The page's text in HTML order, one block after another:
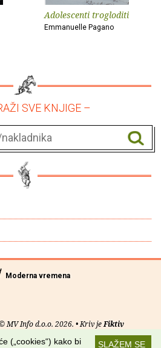
Adolescenti trogloditi
Emmanuelle Pagano
SVE KNJIGE –
Moderna vremena
MV Info d.o.o. 2026. • Kriv jeFiktiv
SLAŽEM SE
(„cookies“) kako bi